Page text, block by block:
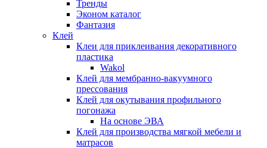
Тренды
Эконом каталог
Фантазия
Клей
Клеи для приклеивания декоративного
пластика
Wakol
Клей для мембранно-вакуумного
прессования
Клей для окутывания профильного
погонажа
На основе ЭВА
Клей для производства мягкой мебели и
матрасов